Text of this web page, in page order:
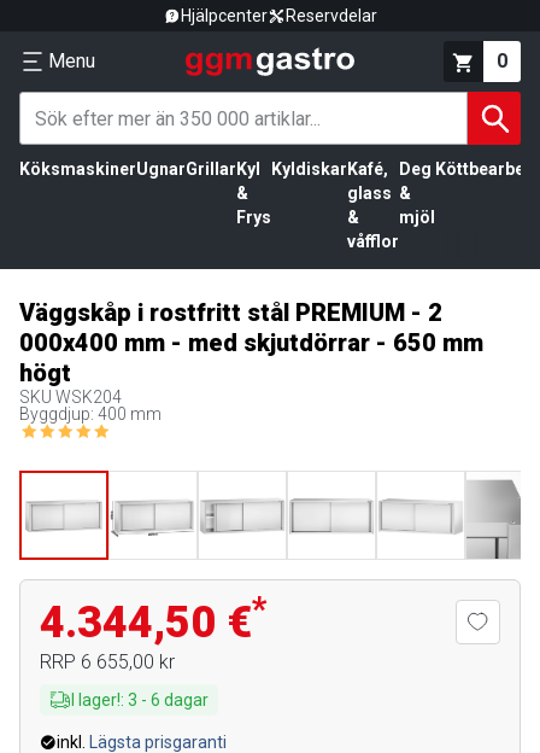
Hjälpcenter Reservdelar
Menu 0
KöksmaskinerUgnarGrillar Kyl
&
Frys
Kyldiskar Kafé,
glass
&
våfflor
Deg
&
mjöl
Väggskåp i rostfritt stål PREMIUM - 2
000x400 mm - med skjutdörrar - 650 mm
högt
SKU WSK204
Byggdjup: 400 mm
4.344,50 €*
RRP 6 655,00 kr
I lager!: 3 - 6 dagar
inkl.
Lägsta prisgaranti